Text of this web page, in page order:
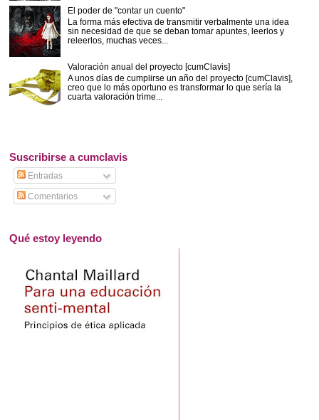
El poder de "contar un cuento"
La forma más efectiva de transmitir verbalmente una idea
sin necesidad de que se deban tomar apuntes, leerlos y
releerlos, muchas veces...
Valoración anual del proyecto [cumClavis]
A unos días de cumplirse un año del proyecto [cumClavis],
creo que lo más oportuno es transformar lo que sería la
cuarta valoración trime...
Suscribirse a cumclavis
Entradas
Comentarios
Qué estoy leyendo